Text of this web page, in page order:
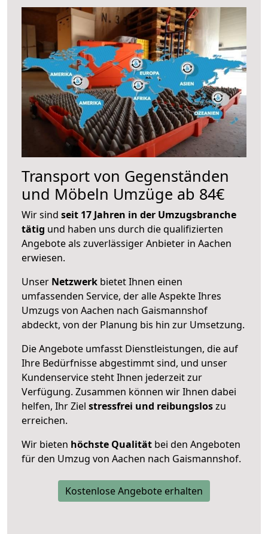
Transport von Gegenständen
und Möbeln Umzüge ab 84€
Wir sind seit 17 Jahren in der Umzugsbranche
tätig und haben uns durch die qualifizierten
Angebote als zuverlässiger Anbieter in Aachen
erwiesen.
Unser Netzwerk bietet Ihnen einen
umfassenden Service, der alle Aspekte Ihres
Umzugs von Aachen nach Gaismannshof
abdeckt, von der Planung bis hin zur Umsetzung.
Die Angebote umfasst Dienstleistungen, die auf
Ihre Bedürfnisse abgestimmt sind, und unser
Kundenservice steht Ihnen jederzeit zur
Verfügung. Zusammen können wir Ihnen dabei
helfen, Ihr Ziel stressfrei und reibungsloszu
erreichen.
Wir bieten höchste Qualität bei den Angeboten
für den Umzug von Aachen nach Gaismannshof.
Kostenlose Angebote erhalten